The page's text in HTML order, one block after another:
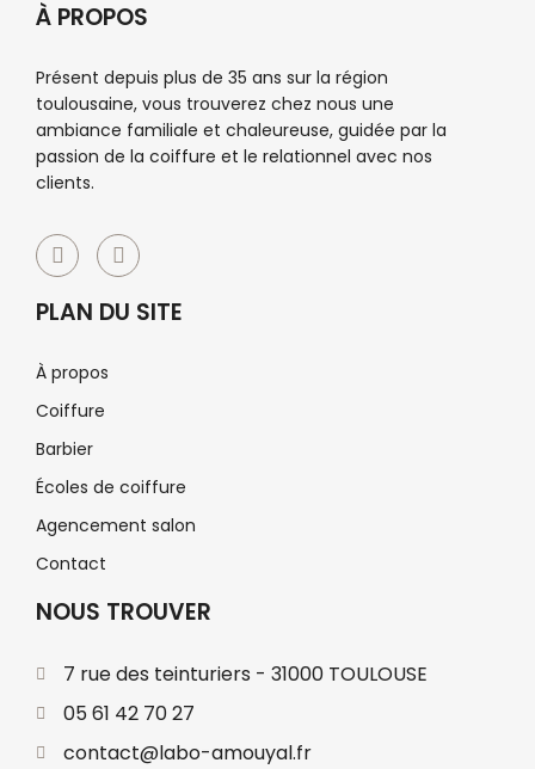
À PROPOS
Présent depuis plus de 35 ans sur la région
toulousaine, vous trouverez chez nous une
ambiance familiale et chaleureuse, guidée par la
passion de la coiffure et le relationnel avec nos
clients.
PLAN DU SITE
À propos
Coiffure
Barbier
Écoles de coiffure
Agencement salon
Contact
NOUS TROUVER
7 rue des teinturiers - 31000 TOULOUSE
05 61 42 70 27
contact@labo-amouyal.fr